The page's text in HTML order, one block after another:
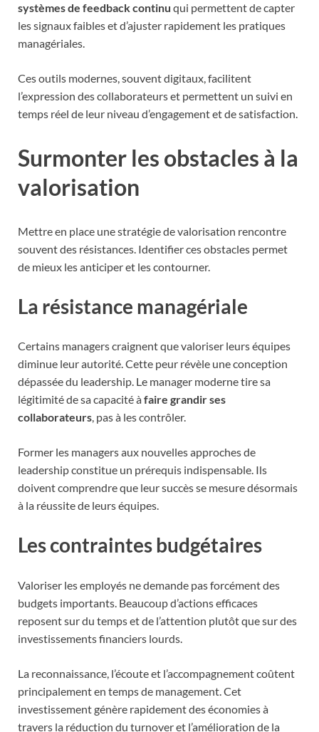
systèmes de feedback continu qui permettent de capter
les signaux faibles et d’ajuster rapidement les pratiques
managériales.
Ces outils modernes, souvent digitaux, facilitent
l’expression des collaborateurs et permettent un suivi en
temps réel de leur niveau d’engagement et de satisfaction.
Surmonter les obstacles à la
valorisation
Mettre en place une stratégie de valorisation rencontre
souvent des résistances. Identifier ces obstacles permet
de mieux les anticiper et les contourner.
La résistance managériale
Certains managers craignent que valoriser leurs équipes
diminue leur autorité. Cette peur révèle une conception
dépassée du leadership. Le manager moderne tire sa
légitimité de sa capacité àfaire grandir ses
collaborateurs, pas à les contrôler.
Former les managers aux nouvelles approches de
leadership constitue un prérequis indispensable. Ils
doivent comprendre que leur succès se mesure désormais
à la réussite de leurs équipes.
Les contraintes budgétaires
Valoriser les employés ne demande pas forcément des
budgets importants. Beaucoup d’actions efficaces
reposent sur du temps et de l’attention plutôt que sur des
investissements financiers lourds.
La reconnaissance, l’écoute et l’accompagnement coûtent
principalement en temps de management. Cet
investissement génère rapidement des économies à
travers la réduction du turnover et l’amélioration de la